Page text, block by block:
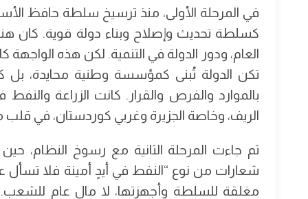
في المرحلة الأولى، منذ ترسيخ سلطة حافظ
كسلطة تحديث وإصلاح وبناء دولة قوية. كان
العام، ودور الدولة في التنمية. لكن هذه
تكن الدولة تُبنى كمؤسسة وطنية محايدة، بل
بالموارد والفرص والقرار. كانت الزراعة
الريف، وخاصة الجزيرة وغربي كوردستان، في قلب
ثم جاءت المرحلة الثانية مع رسوخ النظام،
شعارات من نوع “النفط في أيدٍ أمينة فلا تسأل
مغلقة للسلطة وأجهزتها، لا مال عام